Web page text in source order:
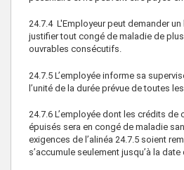
24.7.4L'Employeur peut demander
justifier tout congé de maladie de
ouvrables consécutifs.
24.7.5 L’employée informe sa
l’unité de la durée prévue de toutes
24.7.6 L’employée dont les crédits de
épuisés sera en congé de maladie
exigences de l’alinéa 24.7.5 soient
s’accumule seulement jusqu’à la